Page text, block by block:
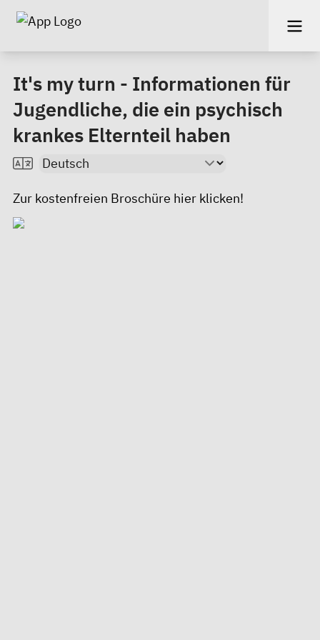
It's my turn - Informationen für
Jugendliche, die ein psychisch
krankes Elternteil haben
Zur kostenfreien Broschüre hier klicken!